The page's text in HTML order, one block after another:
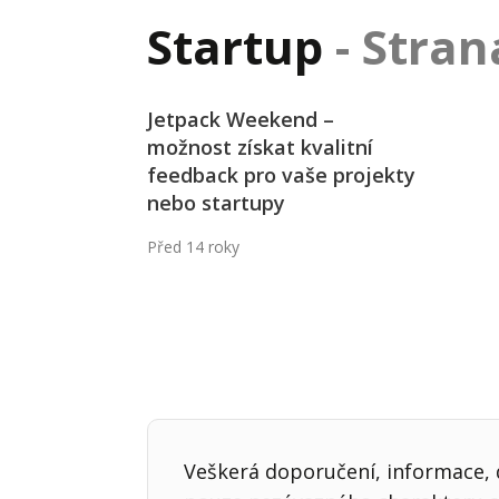
Interim management
Konkurenceschopnost firmy
Krizové řízení firmy
Management firmy
Startup -
Jetpack Weekend –
možnost získat kvalitní
feedback pro vaše projekty
nebo startupy
Před 14 roky
Veškerá doporučení,